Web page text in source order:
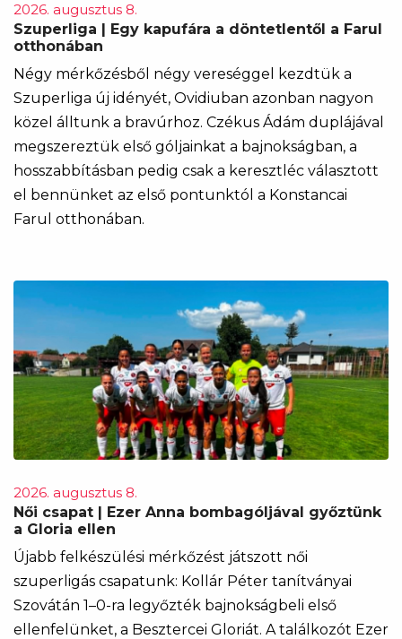
2026. augusztus 8.
Szuperliga | Egy kapufára a döntetlentől a Farul
otthonában
Négy mérkőzésből négy vereséggel kezdtük a
Szuperliga új idényét, Ovidiuban azonban nagyon
közel álltunk a bravúrhoz. Czékus Ádám duplájával
megszereztük első góljainkat a bajnokságban, a
hosszabbításban pedig csak a keresztléc választott
el bennünket az első pontunktól a Konstancai
Farul otthonában.
2026. augusztus 8.
Női csapat | Ezer Anna bombagóljával győztünk
a Gloria ellen
Újabb felkészülési mérkőzést játszott női
szuperligás csapatunk: Kollár Péter tanítványai
Szovátán 1–0-ra legyőzték bajnokságbeli első
ellenfelünket, a Besztercei Gloriát. A találkozót Ezer